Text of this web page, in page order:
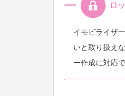
ロ
イモビライザ
いと取り扱え
ー作成に対応